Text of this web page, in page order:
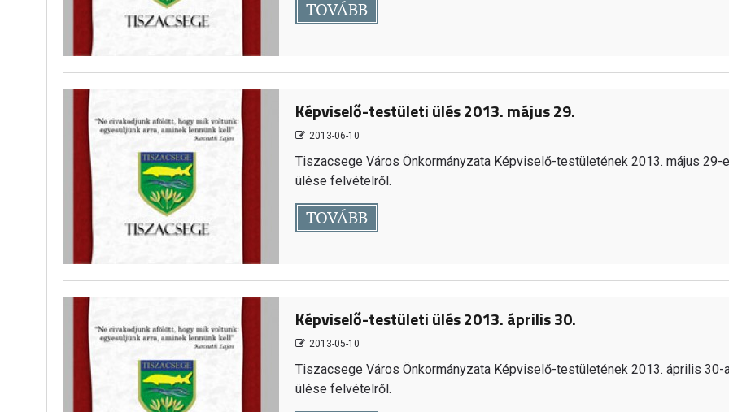
TOVÁBB
Képviselő-testületi ülés 2013. május 29.
2013-06-10
Tiszacsege Város Önkormányzata Képviselő-testületének 2013. május 29-
ülése felvételről.
TOVÁBB
Képviselő-testületi ülés 2013. április 30.
2013-05-10
Tiszacsege Város Önkormányzata Képviselő-testületének 2013. április 30-
ülése felvételről.